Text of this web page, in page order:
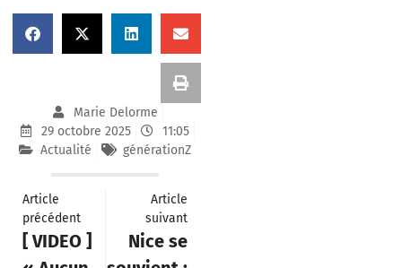
Marie Delorme
29 octobre 2025
11:05
Actualité
générationZ
Article
précédent
[ VIDEO ]
Article
suivant
Nice se